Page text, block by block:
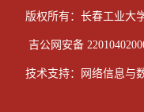
版权所有：长春工业大
吉公网安备
技术支持：网络信息与